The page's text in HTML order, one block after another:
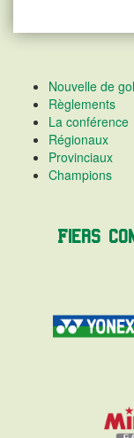
Nouvelle de
Règlements
La conférence
Régionaux
Provinciaux
Champions
Fiers